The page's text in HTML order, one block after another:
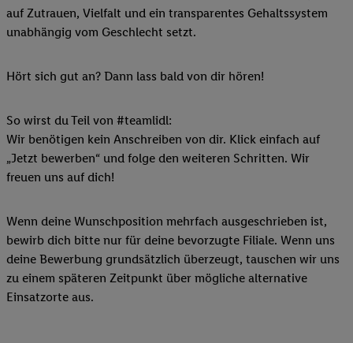
auf Zutrauen, Vielfalt und ein transparentes Gehaltssystem
unabhängig vom Geschlecht setzt.
Hört sich gut an? Dann lass bald von dir hören!
So wirst du Teil von #teamlidl:
Wir benötigen kein Anschreiben von dir. Klick einfach auf
„Jetzt bewerben“ und folge den weiteren Schritten. Wir
freuen uns auf dich!
Wenn deine Wunschposition mehrfach ausgeschrieben ist,
bewirb dich bitte nur für deine bevorzugte Filiale. Wenn uns
deine Bewerbung grundsätzlich überzeugt, tauschen wir uns
zu einem späteren Zeitpunkt über mögliche alternative
Einsatzorte aus.